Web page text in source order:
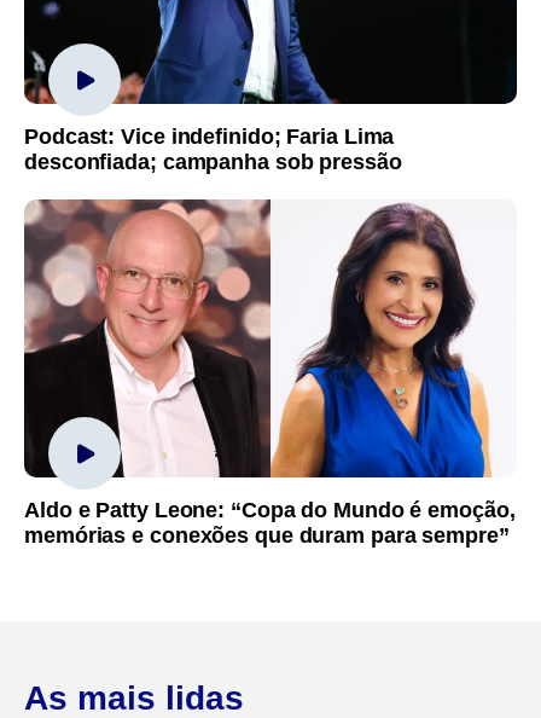
Podcast: Vice indefinido; Faria Lima
desconfiada; campanha sob pressão
Aldo e Patty Leone: “Copa do Mundo é emoção,
memórias e conexões que duram para sempre”
As mais lidas